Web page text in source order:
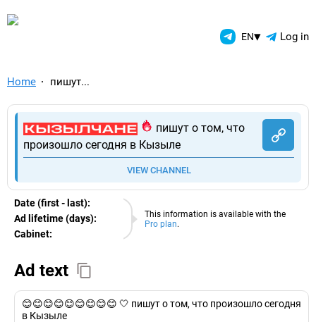
TelegramAds.com — EN▾ Log in
Home пишут...
пишут о том, что
произошло сегодня в Кызыле
VIEW CHANNEL
This information is available with the
Pro plan.
Date (first - last):
09.08.2026
Ad lifetime (days):
Cabinet:
EURO
Ad text
😊😊😊😊😊😊😊😊😊 🤍 пишут о том, что произошло сегодня
в Кызыле